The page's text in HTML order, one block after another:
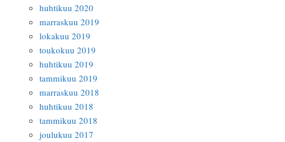
huhtikuu 2020
marraskuu 2019
lokakuu 2019
toukokuu 2019
huhtikuu 2019
tammikuu 2019
marraskuu 2018
huhtikuu 2018
tammikuu 2018
joulukuu 2017